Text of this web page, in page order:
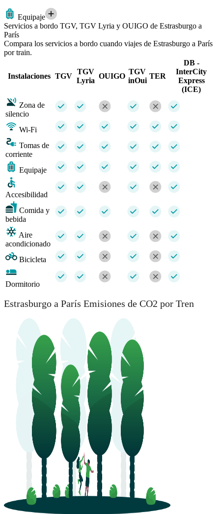
Equipaje
Servicios a bordo TGV, TGV Lyria y OUIGO de Estrasburgo a
París
Compara los servicios a bordo cuando viajes de Estrasburgo a París
por train.
Instalaciones TGV
TGV
Lyria
OUIGO
TGV
inOui
TER
DB -
InterCity
Express
(ICE)
Zona de
silencio
Wi-Fi
Tomas de
corriente
Equipaje
Accesibilidad
Comida y
bebida
Aire
acondicionado
Bicicleta
Dormitorio
Estrasburgo a París Emisiones de CO2 por Tren